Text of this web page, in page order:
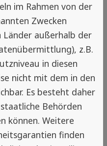
in deiner
gestalten. Eine
Beratung ist
im Rahmen von der
Zwecken
Länder außerhalb der
z.B.
in diesen
nicht mit dem in den
Es besteht daher
Behörden
können. Weitere
finden